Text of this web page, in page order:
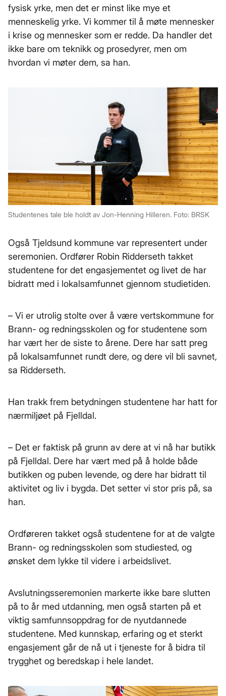
fysisk yrke, men det er minst like mye et
menneskelig yrke. Vi kommer til å møte mennesker
i krise og mennesker som er redde. Da handler det
ikke bare om teknikk og prosedyrer, men om
hvordan vi møter dem, sa han.
Studentenes tale ble holdt av Jon-Henning Hilleren. Foto: BRSK
Også Tjeldsund kommune var representert under
seremonien. Ordfører Robin Ridderseth takket
studentene for det engasjementet og livet de har
bidratt med i lokalsamfunnet gjennom studietiden.
– Vi er utrolig stolte over å være vertskommune for
Brann- og redningsskolen og for studentene som
har vært her de siste to årene. Dere har satt preg
på lokalsamfunnet rundt dere, og dere vil bli savnet,
sa Ridderseth.
Han trakk frem betydningen studentene har hatt for
nærmiljøet på Fjelldal.
– Det er faktisk på grunn av dere at vi nå har butikk
på Fjelldal. Dere har vært med på å holde både
butikken og puben levende, og dere har bidratt til
aktivitet og liv i bygda. Det setter vi stor pris på, sa
han.
Ordføreren takket også studentene for at de valgte
Brann- og redningsskolen som studiested, og
ønsket dem lykke til videre i arbeidslivet.
Avslutningsseremonien markerte ikke bare slutten
på to år med utdanning, men også starten på et
viktig samfunnsoppdrag for de nyutdannede
studentene. Med kunnskap, erfaring og et sterkt
engasjement går de nå ut i tjeneste for å bidra til
trygghet og beredskap i hele landet.